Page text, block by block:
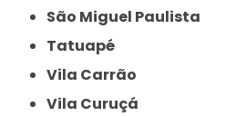
São Miguel Paulista
Tatuapé
Vila Carrão
Vila Curuçá